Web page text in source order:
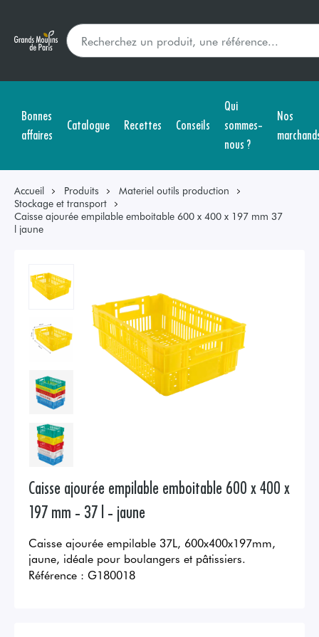
Bonnes
affaires
Catalogue Recettes Conseils
Qui
sommes-
nous ?
Nos
Accueil Produits
Materiel outils production
Stockage et transport
Caisse ajourée empilable emboitable 600 x 400 x 197 mm 37
l jaune
Caisse ajourée empilable emboitable 600 x 400 x
197 mm - 37 l - jaune
Caisse ajourée empilable 37L, 600x400x197mm,
jaune, idéale pour boulangers et pâtissiers.
Référence : G180018